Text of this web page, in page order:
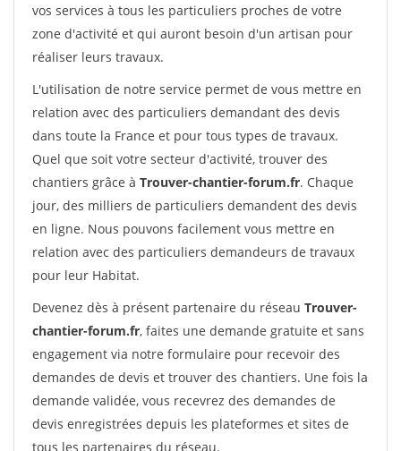
vos services à tous les particuliers proches de votre
zone d'activité et qui auront besoin d'un artisan pour
réaliser leurs travaux.
L'utilisation de notre service permet de vous mettre en
relation avec des particuliers demandant des devis
dans toute la France et pour tous types de travaux.
Quel que soit votre secteur d'activité, trouver des
chantiers grâce à Trouver-chantier-forum.fr. Chaque
jour, des milliers de particuliers demandent des devis
en ligne. Nous pouvons facilement vous mettre en
relation avec des particuliers demandeurs de travaux
pour leur Habitat.
Devenez dès à présent partenaire du réseau Trouver-
chantier-forum.fr, faites une demande gratuite et sans
engagement via notre formulaire pour recevoir des
demandes de devis et trouver des chantiers. Une fois la
demande validée, vous recevrez des demandes de
devis enregistrées depuis les plateformes et sites de
tous les partenaires du réseau.